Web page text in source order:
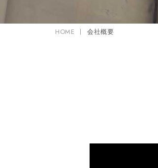
NEWS お知らせ
HOME 会社概要